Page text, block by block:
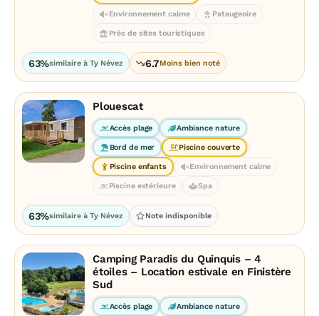
Environnement calme Pataugeoire
Près de sites touristiques
63%similaire à Ty Névez 6.7Moins bien noté
Plouescat
Accès plage Ambiance nature
Bord de mer Piscine couverte
Piscine enfants Environnement calme
Piscine extérieure Spa
63%similaire à Ty Névez Note indisponible
Camping Paradis du Quinquis – 4
étoiles – Location estivale en Finistère
Sud
Accès plage Ambiance nature